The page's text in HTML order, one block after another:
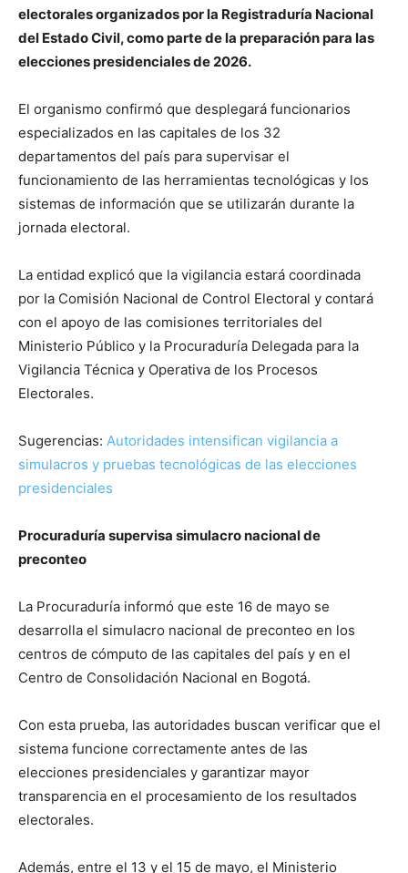
electorales organizados por la Registraduría Nacional
del Estado Civil, como parte de la preparación para las
elecciones presidenciales de 2026.
El organismo confirmó que desplegará funcionarios
especializados en las capitales de los 32
departamentos del país para supervisar el
funcionamiento de las herramientas tecnológicas y los
sistemas de información que se utilizarán durante la
jornada electoral.
La entidad explicó que la vigilancia estará coordinada
por la Comisión Nacional de Control Electoral y contará
con el apoyo de las comisiones territoriales del
Ministerio Público y la Procuraduría Delegada para la
Vigilancia Técnica y Operativa de los Procesos
Electorales.
Sugerencias: Autoridades intensifican vigilancia a
simulacros y pruebas tecnológicas de las elecciones
presidenciales
Procuraduría supervisa simulacro nacional de
preconteo
La Procuraduría informó que este 16 de mayo se
desarrolla el simulacro nacional de preconteo en los
centros de cómputo de las capitales del país y en el
Centro de Consolidación Nacional en Bogotá.
Con esta prueba, las autoridades buscan verificar que el
sistema funcione correctamente antes de las
elecciones presidenciales y garantizar mayor
transparencia en el procesamiento de los resultados
electorales.
Además, entre el 13 y el 15 de mayo, el Ministerio